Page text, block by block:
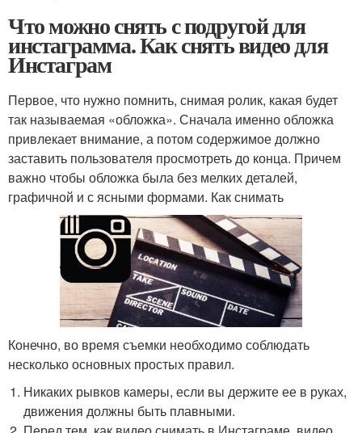
Что можно снять с подругой для
инстаграмма. Как снять видео для
Инстаграм
Первое, что нужно помнить, снимая ролик, какая будет
так называемая «обложка». Сначала именно обложка
привлекает внимание, а потом содержимое должно
заставить пользователя просмотреть до конца. Причем
важно чтобы обложка была без мелких деталей,
графичной и с ясными формами. Как снимать
Конечно, во время съемки необходимо соблюдать
несколько основных простых правил.
Никаких рывков камеры, если вы держите ее в руках,
движения должны быть плавными.